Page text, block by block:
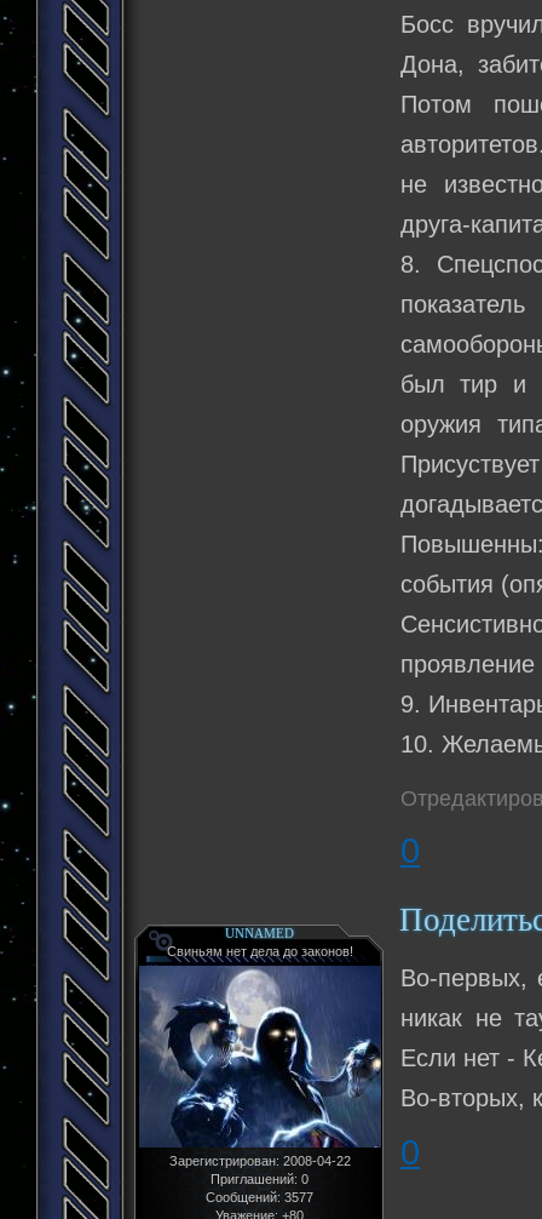
Босс
Дона,
Потом
не
друга-
8.
был тир и
оружия
события
проявление
9.
10.
0
UNNAMED
Свиньям нет дела до законов!
Зарегистрирован: 2008-04-22
Приглашений: 0
Сообщений: 3577
Уважение: +80
Во-первых,
никак не
Если нет -
Во-вторых,
0